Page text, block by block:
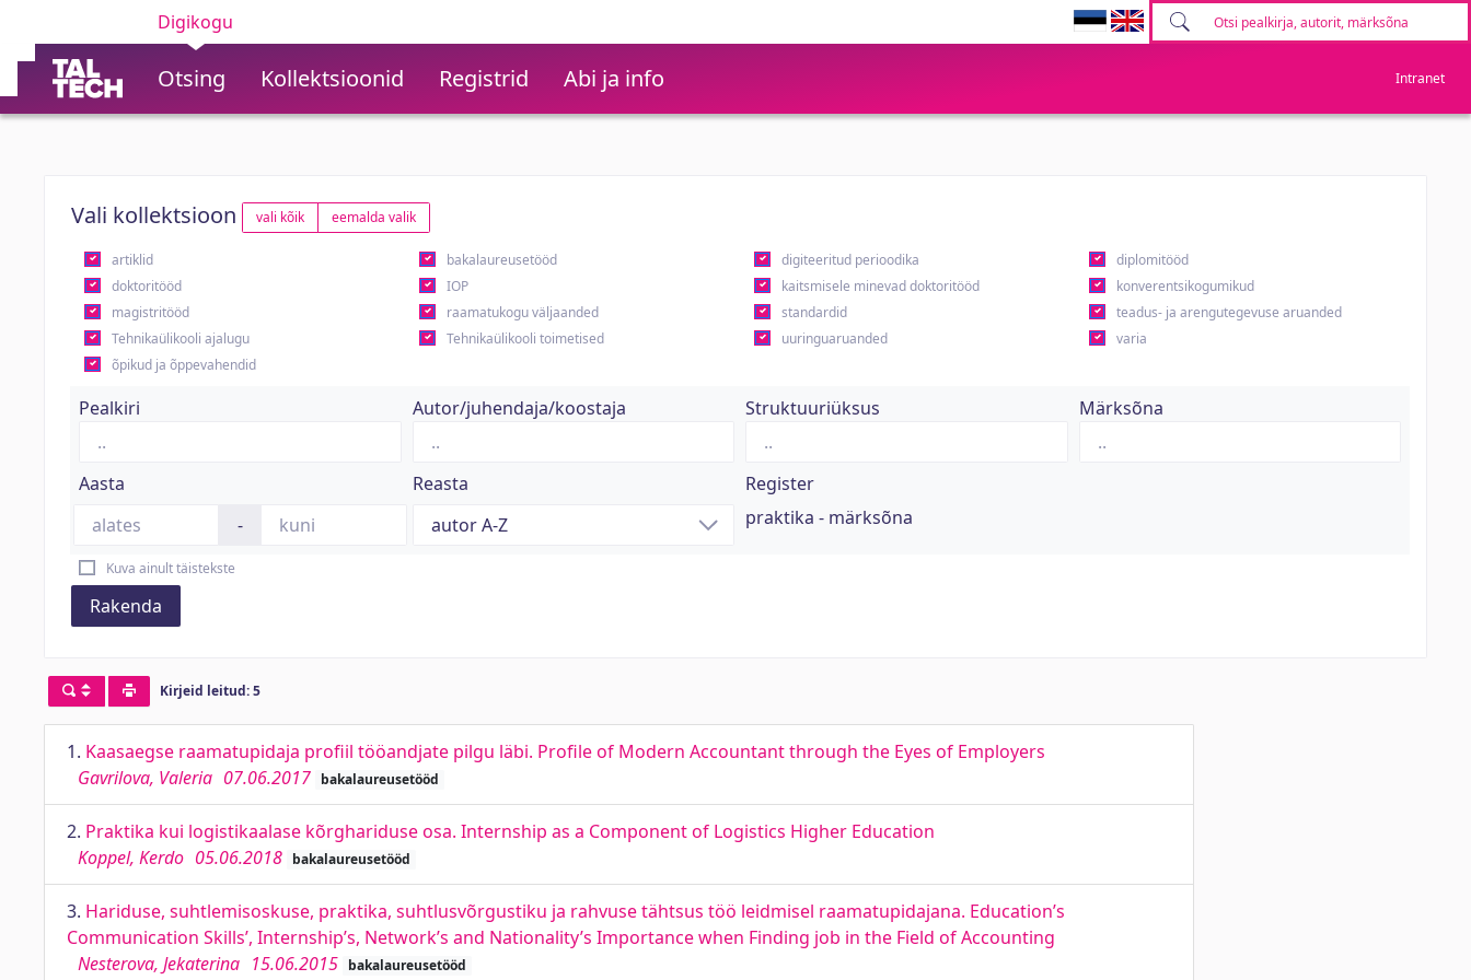
Digikogu
Otsing Kollektsioonid Registrid Abi ja info Intranet
Vali kollektsioon vali kõik eemalda valik
artiklid bakalaureusetööd digiteeritud perioodika
diplomitööd
doktoritööd
IOP kaitsmisele minevad doktoritööd
konverentsikogumikud
magistritööd
raamatukogu väljaanded standardid
teadus- ja arengutegevuse aruanded
Tehnikaülikooli ajalugu
Tehnikaülikooli toimetised uuringuaruanded
varia
õpikud ja õppevahendid
Pealkiri Autor/juhendaja/koostaja Struktuuriüksus Märksõna
Aasta
-
Reasta
Register
praktika - märksõna
Kuva ainult täistekste
Rakenda
Kirjeid leitud: 5
1. Kaasaegse raamatupidaja profiil tööandjate pilgu läbi. Profile of Modern Accountant through the Eyes of Employers
Gavrilova, Valeria 07.06.2017 bakalaureusetööd
2. Praktika kui logistikaalase kõrghariduse osa. Internship as a Component of Logistics Higher Education
Koppel, Kerdo 05.06.2018 bakalaureusetööd
3. Hariduse, suhtlemisoskuse, praktika, suhtlusvõrgustiku ja rahvuse tähtsus töö leidmisel raamatupidajana. Education’s
Communication Skills’, Internship’s, Network’s and Nationality’s Importance when Finding job in the Field of Accounting
Nesterova, Jekaterina 15.06.2015 bakalaureusetööd